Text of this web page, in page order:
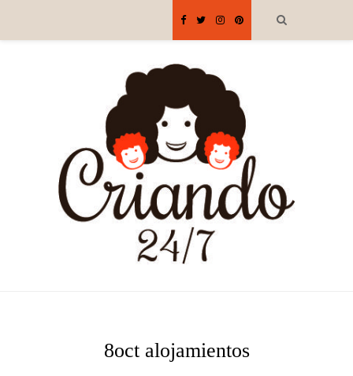
8oct alojamientos